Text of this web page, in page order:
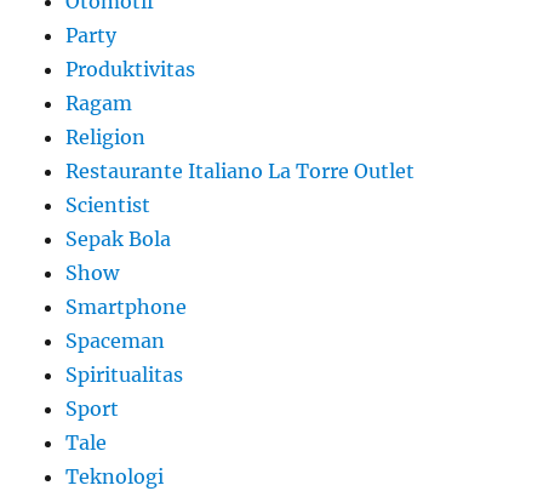
Party
Produktivitas
Ragam
Religion
Restaurante Italiano La Torre Outlet
Scientist
Sepak Bola
Show
Smartphone
Spaceman
Spiritualitas
Sport
Tale
Teknologi